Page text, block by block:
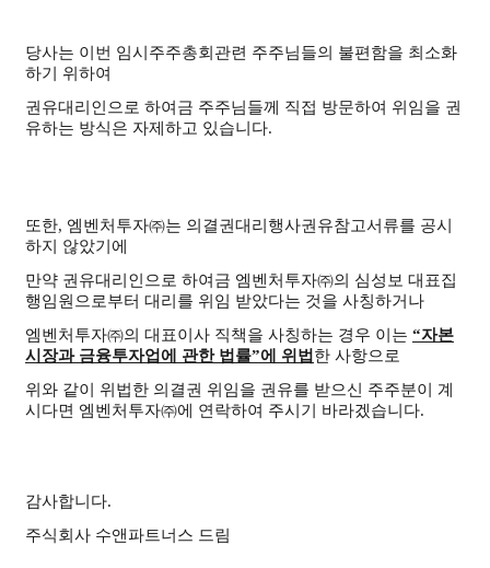
당사는 이번 임시주주총회관련 주주님들의 불편함을 최소화
하기 위하여
권유대리인으로 하여금 주주님들께 직접 방문하여 위임을 권
유하는 방식은 자제하고 있습니다.
또한, 엠벤처투자㈜는 의결권대리행사권유참고서류를 공시
하지 않았기에
만약 권유대리인으로 하여금 엠벤처투자㈜의 심성보 대표집
행임원으로부터 대리를 위임 받았다는 것을 사칭하거나
엠벤처투자㈜의 대표이사 직책을 사칭하는 경우 이는 “자본
시장과 금융투자업에 관한 법률”에 위법 한 사항으로
위와 같이 위법한 의결권 위임을 권유를 받으신 주주분이 계
시다면 엠벤처투자㈜에 연락하여 주시기 바라겠습니다.
감사합니다.
주식회사 수앤파트너스 드림